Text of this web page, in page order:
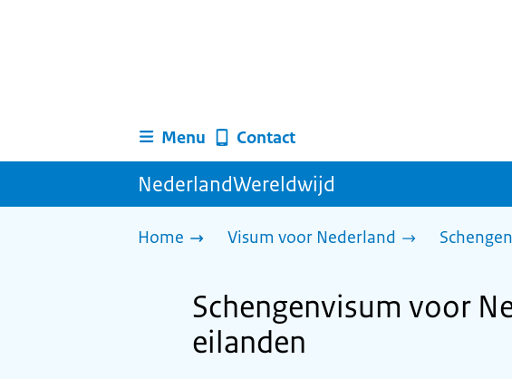
Menu Contact
NederlandWereldwijd
Home Visum voor Nederland
Schengenvisum voor
eilanden